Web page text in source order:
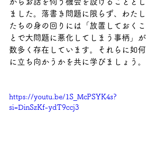
ました。落書き問題に限らず、わたし
たちの身の回りには「放置しておくこ
とで大問題に悪化してしまう事柄」が
数多く存在しています。それらに如何
に立ち向かうかを共に学びましょう。
https://youtu.be/1S_McPSYK4s?
si=DinSzKf-ydT9ccj3